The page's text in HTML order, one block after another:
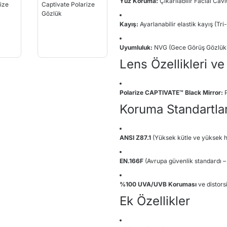
Kayış: Ayarlanabilir elastik kayış (Tri-
Uyumluluk: NVG (Gece Görüş
Lens Özellikleri
Polarize CAPTIVATE™ Black Mirror:
Koruma
ANSI Z87.1 (Yüksek kütle ve yüksek
EN.166F (Avrupa güvenlik standardı
%100 UVA/UVB Koruması ve
Ek Özellikler